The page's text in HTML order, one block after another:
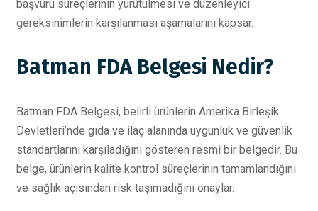
başvuru süreçlerinin yürütülmesi ve düzenleyici
gereksinimlerin karşılanması aşamalarını kapsar.
Batman FDA Belgesi Nedir?
Batman FDA Belgesi, belirli ürünlerin Amerika Birleşik
Devletleri’nde gıda ve ilaç alanında uygunluk ve güvenlik
standartlarını karşıladığını gösteren resmi bir belgedir. Bu
belge, ürünlerin kalite kontrol süreçlerinin tamamlandığını
ve sağlık açısından risk taşımadığını onaylar.